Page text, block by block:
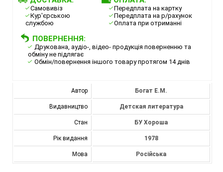
Самовивіз
Кур'єрською
службою
Передплата на картку
Передплата на р/рахунок
Оплата при отриманні
ПОВЕРНЕННЯ:
Друкована, аудіо-, відео- продукція поверненню та
обміну не підлягає
Обмін/повернення іншого товару протягом 14 днів
Автор Богат Е.М.
Видавництво Детская литература
Стан БУ Хороша
Рік видання 1978
Мова Російська